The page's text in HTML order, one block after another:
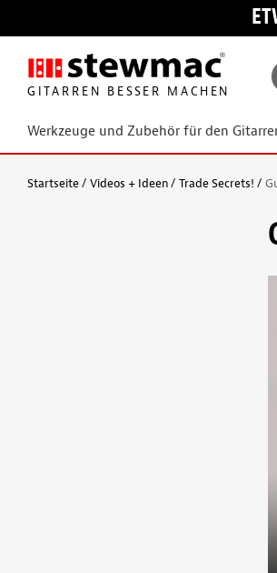
GITARREN BESSER MACHEN
Werkzeuge und Zubehör für den
Startseite Videos + Ideen Trade Secrets!